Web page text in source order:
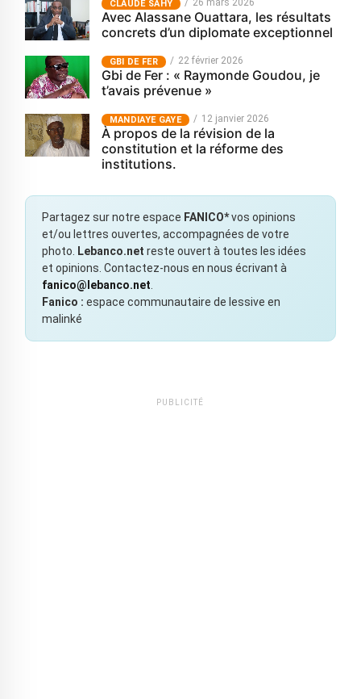
CLAUDE SAHY
Avec Alassane Ouattara, les résultats
concrets d’un diplomate exceptionnel
GBI DE FER 22 février 2026
Gbi de Fer : « Raymonde Goudou, je
t’avais prévenue »
MANDIAYE GAYE 12 janvier 2026
À propos de la révision de la
constitution et la réforme des
institutions.
Partagez sur notre espace FANICO*vos opinions
et/ou lettres ouvertes, accompagnées de votre
photo.
Lebanco.net reste ouvert à toutes les idées
et opinions. Contactez-nous en nous écrivant à
fanico@lebanco.net
Fanico : espace communautaire de lessive en
malinké
PUBLICITÉ